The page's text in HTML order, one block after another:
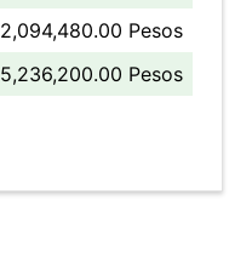
2,094,480.00 Pesos
5,236,200.00 Pesos